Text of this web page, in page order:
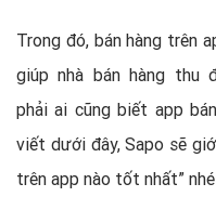
Trong đó, bán hàng trên
giúp nhà bán hàng thu
phải ai cũng biết app
viết dưới đây, Sapo sẽ
trên app nào tốt nhất”